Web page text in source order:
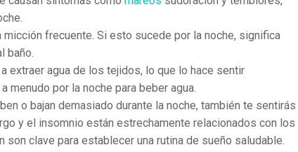
frecuente. Si esto sucede por la noche, significa
baño.
extraer agua de los tejidos, lo que lo hace sentir
menudo por la noche para beber agua.
o bajan demasiado durante la noche, también te sentirás
y el insomnio están estrechamente relacionados con los
clave para establecer una rutina de sueño saludable.